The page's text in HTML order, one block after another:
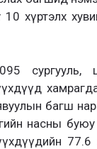
хүртэлх
сургууль,
багш
насны буюу
77.6